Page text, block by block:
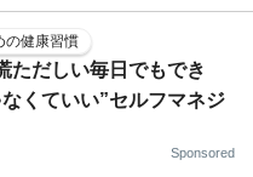
の健康習慣
ただしい毎日でもでき
くていい”セルフマネジ
Sponsored